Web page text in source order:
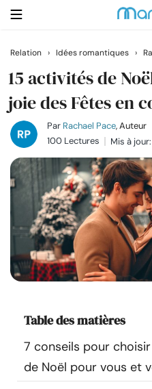
Rechercher
Se marier
Relations
Famille
Aide
Cours
Ressources
Communauté
Relation › Idées romantiques ›
15 activités de
joie des Fêtes en
Par Rachael Pace, Auteur
100 Lectures
Mis à
Table des matières
7 conseils pour
de Noël pour vous et